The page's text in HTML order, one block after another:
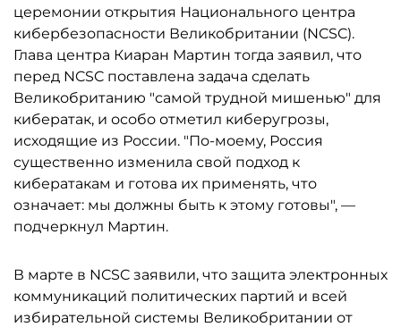
церемонии открытия Национального центра
кибербезопасности Великобритании (NCSC).
Глава центра Киаран Мартин тогда заявил, что
перед NCSC поставлена задача сделать
Великобританию "самой трудной мишенью" для
кибератак, и особо отметил киберугрозы,
исходящие из России. "По-моему, Россия
существенно изменила свой подход к
кибератакам и готова их применять, что
означает: мы должны быть к этому готовы", —
подчеркнул Мартин.
В марте в NCSC заявили, что защита электронных
коммуникаций политических партий и всей
избирательной системы Великобритании от